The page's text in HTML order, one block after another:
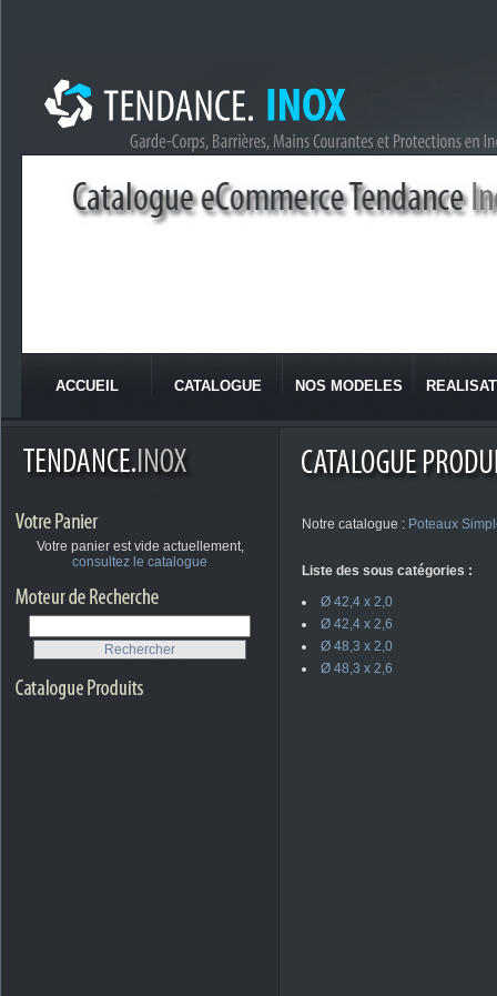
ACCUEIL CATALOGUE NOS MODELES
Votre panier est vide actuellement,
consultez le catalogue
Notre catalogue : Poteaux
Liste des sous catégories :
Ø 42,4 x 2,0
Ø 42,4 x 2,6
Ø 48,3 x 2,0
Ø 48,3 x 2,6